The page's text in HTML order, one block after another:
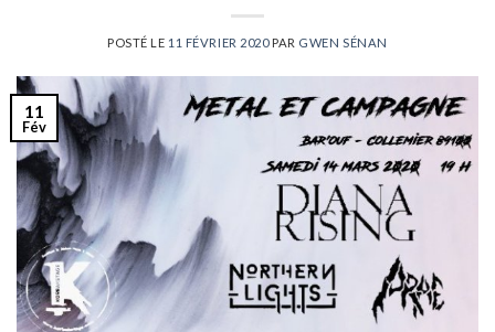
POSTÉ LE 11 FÉVRIER 2020PAR GWEN SÉNAN
11
Fév